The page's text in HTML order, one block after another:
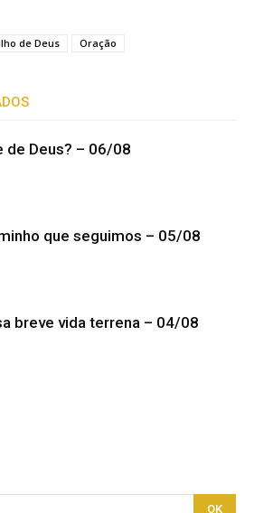
de Deus Oração
de Deus? – 06/08
que seguimos – 05/08
breve vida terrena – 04/08